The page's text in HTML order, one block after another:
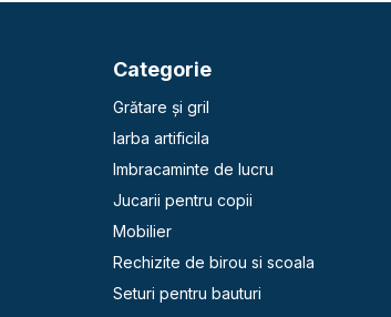
Categorie
Grătare și gril
Iarba artificila
Imbracaminte de lucru
Jucarii pentru copii
Mobilier
Rechizite de birou si scoala
Seturi pentru bauturi